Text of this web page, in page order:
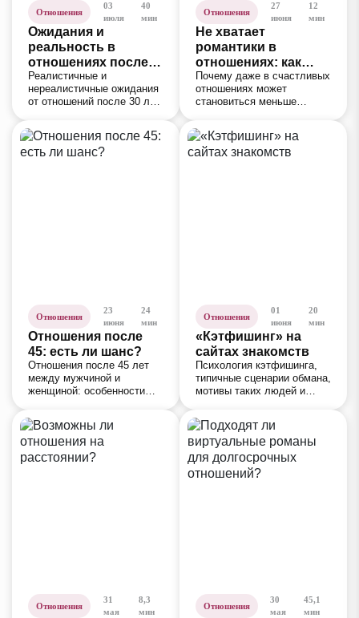
Отношения
03
июля
40
мин
Ожидания и
реальность в
отношениях после
30-ти
Реалистичные и
нереалистичные ожидания
от отношений после 30 лет,
партнtра и причины
разочарований, которые
мешают построить
Отношения
27
июня
12
мин
Не хватает
романтики в
отношениях: как
быть?
Почему даже в счастливых
отношениях может
становиться меньше
распространенные причины
изменений и рассказываем,
что можно сделать.
Отношения
23
июня
24
мин
Отношения после
45: есть ли шанс?
Отношения после 45 лет
между мужчиной и
женщиной: особенности
от отношений и
возможности построения
новой пары.
Отношения
01
июня
20
мин
«Кэтфишинг» на
сайтах знакомств
Психология кэтфишинга,
типичные сценарии обмана,
мотивы таких людей и
помогают вовремя
заметить несоответствия в
общении.
Отношения
31
мая
8,3
мин
Отношения
30
мая
45,1
мин